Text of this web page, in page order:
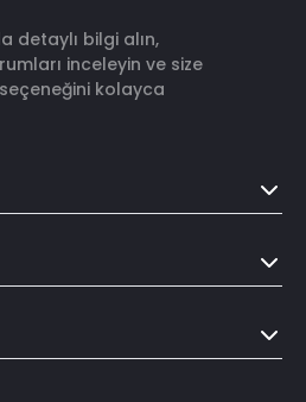
detaylı bilgi alın,
inceleyin ve size
kolayca